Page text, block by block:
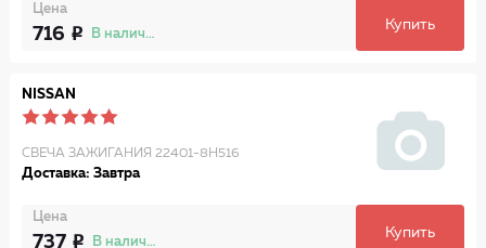
Цена
716 В наличии
Купить
NISSAN
СВЕЧА ЗАЖИГАНИЯ 22401-8H516
Доставка: Завтра
Цена
737 В наличии
Купить